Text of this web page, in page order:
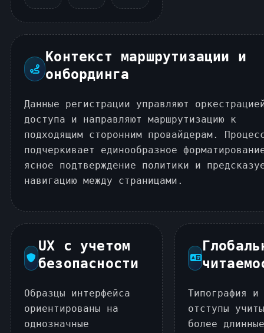
Контекст маршрутизации и
онбординга
Данные регистрации управляют
доступа и направляют маршрутизацию к
подходящим сторонним провайдерам.
подчеркивает единообразное
ясное подтверждение политики и
навигацию между страницами.
UX с учетом
безопасности
Образцы интерфейса
ориентированы на
однозначные
Типография и
отступы
более